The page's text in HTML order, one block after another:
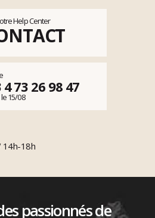
Help Center
4 73 26 98 47
15/08
14h-18h
passionnés de